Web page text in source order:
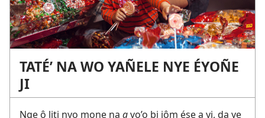
TATÉ’ NA WO YAÑELE NYE ÉYOÑE
JI
Nge ô liti nyo mone na avo’o bi jôm ése a yi, da ye